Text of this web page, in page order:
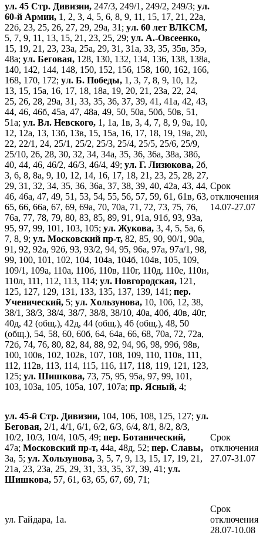
ул. 45 Стр. Дивизии, 247/3, 249/1, 249/2, 249/3; ул.
60-й Армии, 1, 2, 3, 4, 5, 6, 8, 9, 11, 15, 17, 21, 22а,
22б, 23, 25, 26, 27, 29, 29а, 31; ул. 60 лет ВЛКСМ,
5, 7, 9, 11, 13, 15, 21, 23, 25, 29; ул. А.-Овсеенко,
15, 19, 21, 23, 23а, 25а, 29, 31, 31а, 33, 35, 35в, 35э,
48а; ул. Беговая, 128, 130, 132, 134, 136, 138, 138а,
140, 142, 144, 148, 150, 152, 156, 158, 160, 162, 166,
168, 170, 172; ул. Б. Победы, 1, 3, 7, 8, 9, 10, 12,
13, 15, 15а, 16, 17, 18, 18а, 19, 20, 21, 23а, 22, 24,
25, 26, 28, 29а, 31, 33, 35, 36, 37, 39, 41, 41а, 42, 43,
44, 46, 46б, 45а, 47, 48а, 49, 50, 50а, 50б, 50в, 51,
51а; ул. Вл. Невского, 1, 1а, 1в, 3, 4, 7, 8, 9, 9а, 10,
12, 12а, 13, 13б, 13в, 15, 15а, 16, 17, 18, 19, 19а, 20,
22, 22/1, 24, 25/1, 25/2, 25/3, 25/4, 25/5, 25/6, 25/9,
25/10, 26, 28, 30, 32, 34, 34а, 35, 36, 36а, 38а, 38б,
40, 44, 46, 46/2, 46/3, 46/4, 49; ул. Г. Лизюкова, 2б,
3, 6, 8, 8а, 9, 10, 12, 14, 16, 17, 18, 21, 23, 25, 28, 27,
29, 31, 32, 34, 35, 36, 36а, 37, 38, 39, 40, 42а, 43, 44,
46, 46а, 47, 49, 51, 53, 54, 55, 56, 57, 59, 61, 61в, 63,
65, 66, 66а, 67, 69, 69а, 70, 70а, 71, 72, 73, 75, 76,
76а, 77, 78, 79, 80, 83, 85, 89, 91, 91а, 91б, 93, 93а,
95, 97, 99, 101, 103, 105; ул. Жукова, 3, 4, 5, 5а, 6,
7, 8, 9; ул. Московский пр-т, 82, 85, 90, 90/1, 90а,
91, 92, 92а, 92б, 93, 93/2, 94, 95, 96а, 97а, 97а/1, 98,
99, 100, 101, 102, 104, 104а, 104б, 104в, 105, 109,
109/1, 109а, 110а, 110б, 110в, 110г, 110д, 110е, 110и,
110л, 111, 112, 113, 114; ул. Новгородская, 121,
125, 127, 129, 131, 133, 135, 137, 139, 141; пер.
Ученический, 5; ул. Хользунова, 10, 10б, 12, 38,
38/1, 38/3, 38/4, 38/7, 38/8, 38/10, 40а, 40б, 40в, 40г,
40д, 42 (общ.), 42д, 44 (общ.), 46 (общ.), 48, 50
(общ.), 54, 58, 60, 60б, 64, 64а, 66, 68, 70а, 72, 72а,
72б, 74, 76, 80, 82, 84, 88, 92, 94, 96, 98, 99б, 98в,
100, 100в, 102, 102в, 107, 108, 109, 110, 110в, 111,
112, 112в, 113, 114, 115, 116, 117, 118, 119, 121, 123,
125; ул. Шишкова, 73, 75, 95, 95а, 97, 99, 101,
103, 103а, 105, 105а, 107, 107а; пр. Ясный, 4;
Срок
отключения
14.07-27.07
ул. 45-й Стр. Дивизии, 104, 106, 108, 125, 127; ул.
Беговая, 2/1, 4/1, 6/1, 6/2, 6/3, 6/4, 8/1, 8/2, 8/3,
10/2, 10/3, 10/4, 10/5, 49; пер. Ботанический,
47а; Московский пр-т, 44а, 48д, 52; пер. Славы,
3а, 5; ул. Хользунова, 3, 5, 7, 9, 13, 15, 17, 19, 21,
21а, 23, 23а, 25, 29, 31, 33, 35, 37, 39, 41; ул.
Шишкова, 57, 61, 63, 65, 67, 69, 71;
Срок
отключения
27.07-31.07
ул. Гайдара, 1а.
Срок
отключения
28.07-10.08